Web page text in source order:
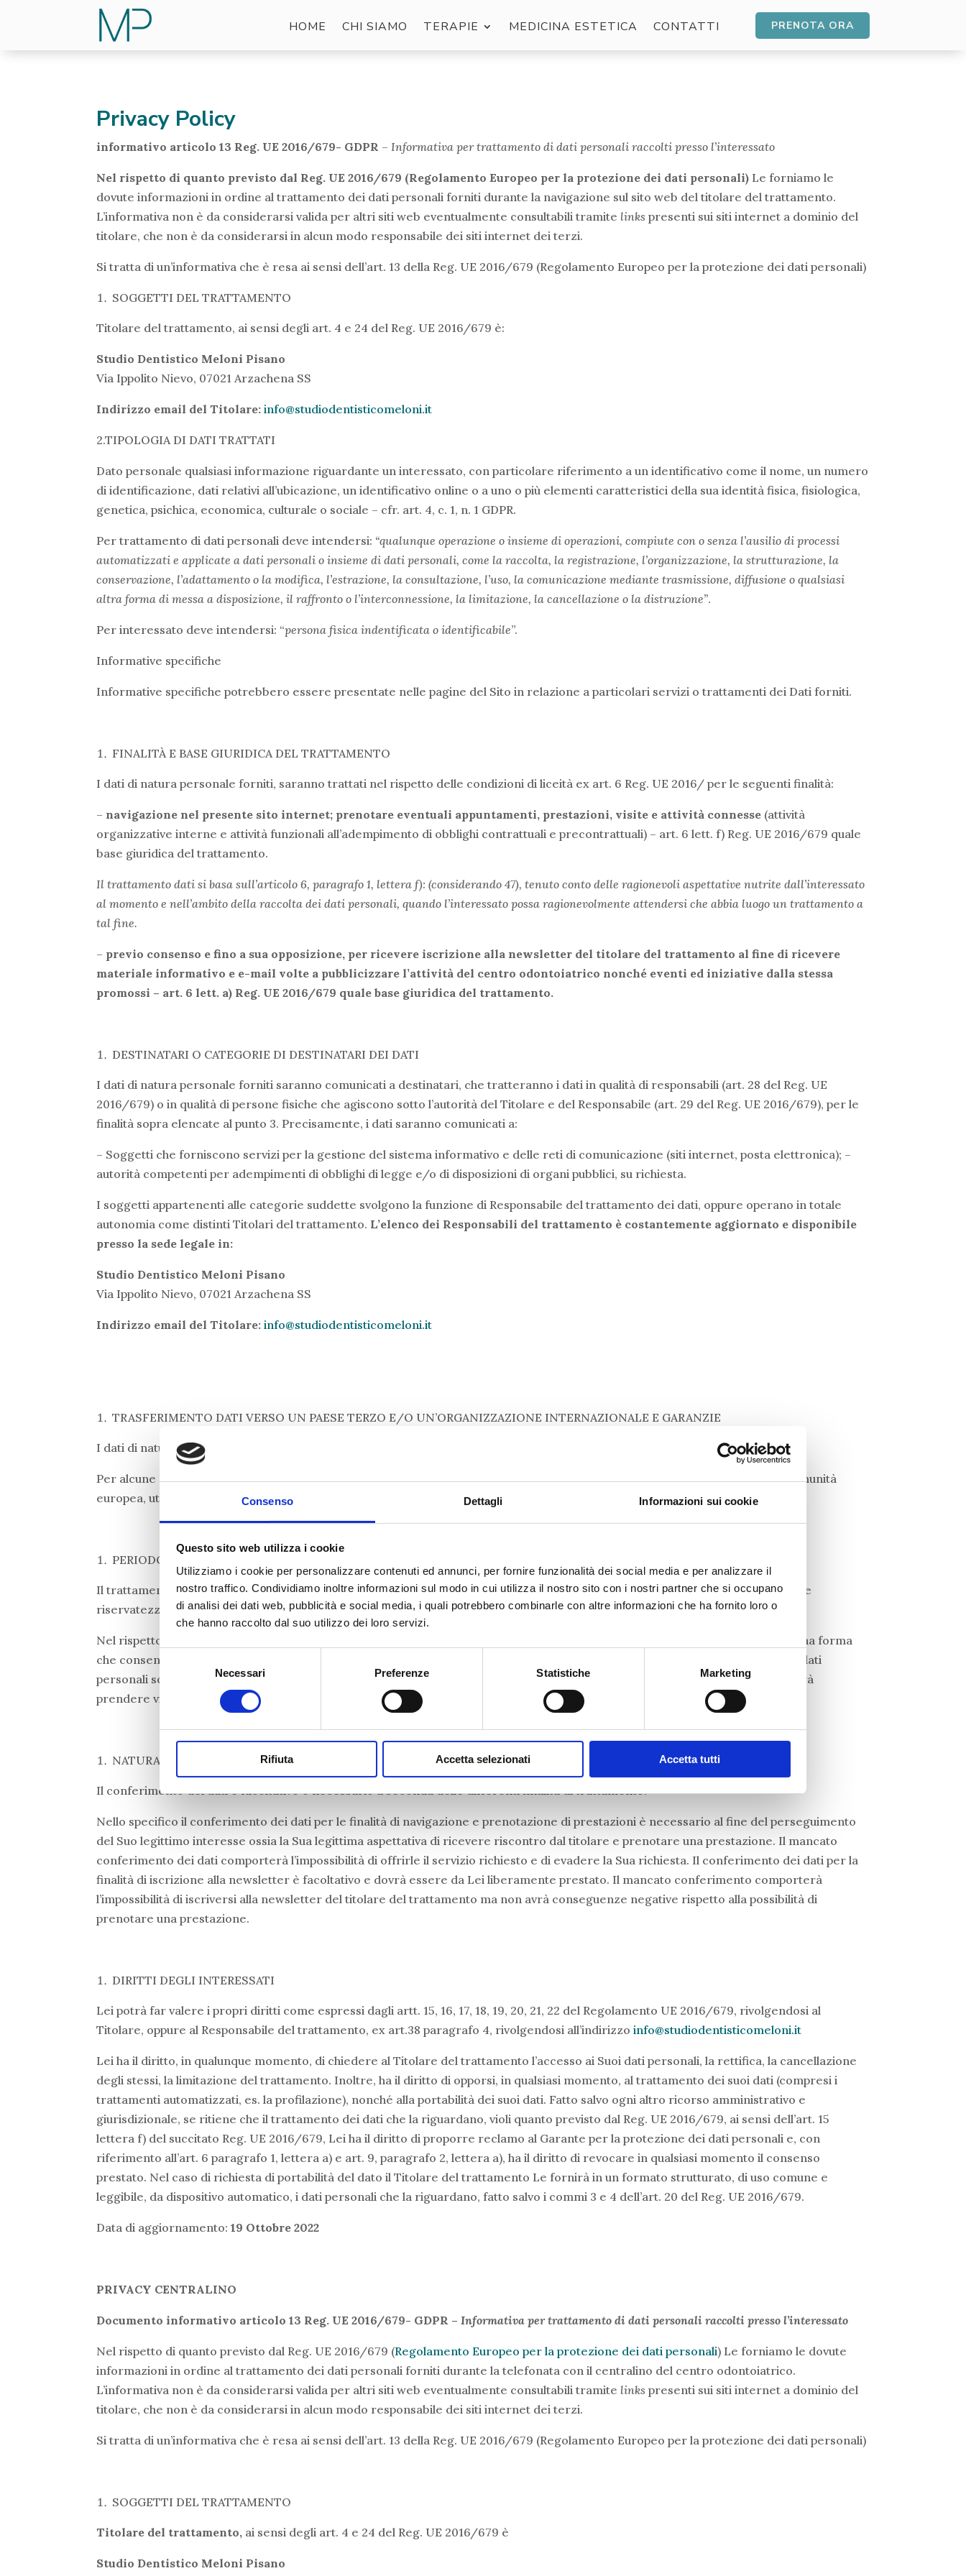
Consenso Dettagli Informazioni sui cookie
Questo sito web utilizza i cookie
Utilizziamo i cookie per personalizzare contenuti ed annunci, per fornire funzionalità dei social media e per analizzare il
nostro traffico. Condividiamo inoltre informazioni sul modo in cui utilizza il nostro sito con i nostri partner che si occupano
di analisi dei dati web, pubblicità e social media, i quali potrebbero combinarle con altre informazioni che ha fornito loro o
che hanno raccolto dal suo utilizzo dei loro servizi.
Necessari Preferenze Statistiche Marketing
Rifiuta Accetta selezionati Accetta tutti
HOME CHI SIAMO TERAPIE MEDICINA ESTETICA CONTATTI PRENOTA ORA
Privacy Policy
informativo articolo 13 Reg. UE 2016/679- GDPR – Informativa per trattamento di dati personali raccolti presso l’interessato
Nel rispetto di quanto previsto dal Reg. UE 2016/679 (Regolamento Europeo per la protezione dei dati personali) Le forniamo le
dovute informazioni in ordine al trattamento dei dati personali forniti durante la navigazione sul sito web del titolare del trattamento.
L’informativa non è da considerarsi valida per altri siti web eventualmente consultabili tramitelinkspresenti sui siti internet a dominio del
titolare, che non è da considerarsi in alcun modo responsabile dei siti internet dei terzi.
Si tratta di un’informativa che è resa ai sensi dell’art. 13 della Reg. UE 2016/679 (Regolamento Europeo per la protezione dei dati personali)
SOGGETTI DEL TRATTAMENTO
Titolare del trattamento, ai sensi degli art. 4 e 24 del Reg. UE 2016/679 è:
Studio Dentistico Meloni Pisano
Via Ippolito Nievo, 07021 Arzachena SS
Indirizzo email del Titolare: info@studiodentisticomeloni.it
2.TIPOLOGIA DI DATI TRATTATI
Dato personale qualsiasi informazione riguardante un interessato, con particolare riferimento a un identificativo come il nome, un numero
di identificazione, dati relativi all’ubicazione, un identificativo online o a uno o più elementi caratteristici della sua identità fisica, fisiologica,
genetica, psichica, economica, culturale o sociale – cfr. art. 4, c. 1, n. 1 GDPR.
Per trattamento di dati personali deve intendersi: “qualunque operazione o insieme di operazioni, compiute con o senza l’ausilio di processi
automatizzati e applicate a dati personali o insieme di dati personali, come la raccolta, la registrazione, l’organizzazione, la strutturazione, la
conservazione, l’adattamento o la modifica, l’estrazione, la consultazione, l’uso, la comunicazione mediante trasmissione, diffusione o qualsiasi
altra forma di messa a disposizione, il raffronto o l’interconnessione, la limitazione, la cancellazione o la distruzione”.
Per interessato deve intendersi: “persona fisica indentificata o identificabile”.
Informative specifiche
Informative specifiche potrebbero essere presentate nelle pagine del Sito in relazione a particolari servizi o trattamenti dei Dati forniti.
FINALITÀ E BASE GIURIDICA DEL TRATTAMENTO
I dati di natura personale forniti, saranno trattati nel rispetto delle condizioni di liceità ex art. 6 Reg. UE 2016/ per le seguenti finalità:
– navigazione nel presente sito internet; prenotare eventuali appuntamenti, prestazioni, visite e attività connesse (attività
organizzative interne e attività funzionali all’adempimento di obblighi contrattuali e precontrattuali) – art. 6 lett. f) Reg. UE 2016/679 quale
base giuridica del trattamento.
Il trattamento dati si basa sull’articolo 6, paragrafo 1, lettera f): (considerando 47), tenuto conto delle ragionevoli aspettative nutrite dall’interessato
al momento e nell’ambito della raccolta dei dati personali, quando l’interessato possa ragionevolmente attendersi che abbia luogo un trattamento a
tal fine.
– previo consenso e fino a sua opposizione, per ricevere iscrizione alla newsletter del titolare del trattamento al fine di ricevere
materiale informativo e e-mail volte a pubblicizzare l’attività del centro odontoiatrico nonché eventi ed iniziative dalla stessa
promossi – art. 6 lett. a) Reg. UE 2016/679 quale base giuridica del trattamento.
DESTINATARI O CATEGORIE DI DESTINATARI DEI DATI
I dati di natura personale forniti saranno comunicati a destinatari, che tratteranno i dati in qualità di responsabili (art. 28 del Reg. UE
2016/679) o in qualità di persone fisiche che agiscono sotto l’autorità del Titolare e del Responsabile (art. 29 del Reg. UE 2016/679), per le
finalità sopra elencate al punto 3. Precisamente, i dati saranno comunicati a:
– Soggetti che forniscono servizi per la gestione del sistema informativo e delle reti di comunicazione (siti internet, posta elettronica); –
autorità competenti per adempimenti di obblighi di legge e/o di disposizioni di organi pubblici, su richiesta.
I soggetti appartenenti alle categorie suddette svolgono la funzione di Responsabile del trattamento dei dati, oppure operano in totale
autonomia come distinti Titolari del trattamento. L’elenco dei Responsabili del trattamento è costantemente aggiornato e disponibile
presso la sede legale in:
Studio Dentistico Meloni Pisano
Via Ippolito Nievo, 07021 Arzachena SS
Indirizzo email del Titolare: info@studiodentisticomeloni.it
TRASFERIMENTO DATI VERSO UN PAESE TERZO E/O UN’ORGANIZZAZIONE INTERNAZIONALE E GARANZIE
I dati di natura personale non saranno trasferiti all’estero all’interno o all’esterno dell’Unione Europea.
Per alcune specifiche lavorazioni i dati personali potranno essere inviati presso aziende residenti all’estero, all’interno della comunità
europea, utilizzando portali web dotati di
protocollo HTTPS e accesso con account personale
PERIODO DI CONSERVAZIONE O CRITERI
Il trattamento sarà svolto in forma automatizzata e/o manuale, con modalità e strumenti volti a garantire la massima sicurezza e
riservatezza, ad opera di soggetti di ciò appositamente incaricati.
Nel rispetto di quanto previsto dall’art. 5 comma 1 lett. e) del Reg. UE 2016/679 i dati personali raccolti verranno conservati in una forma
che consenta l’identificazione degli interessati per un arco di tempo non superiore al conseguimento delle finalità per le quali i dati
personali sono trattati. La conservazione dei dati di natura personale forniti dipende dalla finalità del trattamento e l’utente potrà
prendere visione della stessa consultando la Data Retention Policy del titolare del trattamento.
NATURA DEL CONFERIMENTO E RIFIUTO
Il conferimento dei dati è facoltativo o necessario a seconda delle differenti finalità di trattamento.
Nello specifico il conferimento dei dati per le finalità di navigazione e prenotazione di prestazioni è necessario al fine del perseguimento
del Suo legittimo interesse ossia la Sua legittima aspettativa di ricevere riscontro dal titolare e prenotare una prestazione. Il mancato
conferimento dei dati comporterà l’impossibilità di offrirle il servizio richiesto e di evadere la Sua richiesta. Il conferimento dei dati per la
finalità di iscrizione alla newsletter è facoltativo e dovrà essere da Lei liberamente prestato. Il mancato conferimento comporterà
l’impossibilità di iscriversi alla newsletter del titolare del trattamento ma non avrà conseguenze negative rispetto alla possibilità di
prenotare una prestazione.
DIRITTI DEGLI INTERESSATI
Lei potrà far valere i propri diritti come espressi dagli artt. 15, 16, 17, 18, 19, 20, 21, 22 del Regolamento UE 2016/679, rivolgendosi al
Titolare, oppure al Responsabile del trattamento, ex art.38 paragrafo 4, rivolgendosi all’indirizzo info@studiodentisticomeloni.it
Lei ha il diritto, in qualunque momento, di chiedere al Titolare del trattamento l’accesso ai Suoi dati personali, la rettifica, la cancellazione
degli stessi, la limitazione del trattamento. Inoltre, ha il diritto di opporsi, in qualsiasi momento, al trattamento dei suoi dati (compresi i
trattamenti automatizzati, es. la profilazione), nonché alla portabilità dei suoi dati. Fatto salvo ogni altro ricorso amministrativo e
giurisdizionale, se ritiene che il trattamento dei dati che la riguardano, violi quanto previsto dal Reg. UE 2016/679, ai sensi dell’art. 15
lettera f) del succitato Reg. UE 2016/679, Lei ha il diritto di proporre reclamo al Garante per la protezione dei dati personali e, con
riferimento all’art. 6 paragrafo 1, lettera a) e art. 9, paragrafo 2, lettera a), ha il diritto di revocare in qualsiasi momento il consenso
prestato. Nel caso di richiesta di portabilità del dato il Titolare del trattamento Le fornirà in un formato strutturato, di uso comune e
leggibile, da dispositivo automatico, i dati personali che la riguardano, fatto salvo i commi 3 e 4 dell’art. 20 del Reg. UE 2016/679.
Data di aggiornamento:19 Ottobre 2022
PRIVACY CENTRALINO
Documento informativo articolo 13 Reg. UE 2016/679- GDPR – Informativa per trattamento di dati personali raccolti presso l’interessato
Nel rispetto di quanto previsto dal Reg. UE 2016/679 (Regolamento Europeo per la protezione dei dati personali) Le forniamo le dovute
informazioni in ordine al trattamento dei dati personali forniti durante la telefonata con il centralino del centro odontoiatrico.
L’informativa non è da considerarsi valida per altri siti web eventualmente consultabili tramitelinkspresenti sui siti internet a dominio del
titolare, che non è da considerarsi in alcun modo responsabile dei siti internet dei terzi.
Si tratta di un’informativa che è resa ai sensi dell’art. 13 della Reg. UE 2016/679 (Regolamento Europeo per la protezione dei dati personali)
SOGGETTI DEL TRATTAMENTO
Titolare del trattamento, ai sensi degli art. 4 e 24 del Reg. UE 2016/679 è
Studio Dentistico Meloni Pisano